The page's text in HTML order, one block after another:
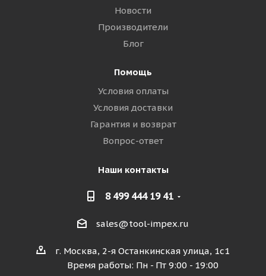
Новости
Производители
Блог
Помощь
Условия оплаты
Условия доставки
Гарантия и возврат
Вопрос-ответ
Наши контакты
8 499 444 19 41
sales@tool-impex.ru
г. Москва, 2-я Останкинская улица, 1с1
Время работы: Пн - Пт 9:00 - 19:00